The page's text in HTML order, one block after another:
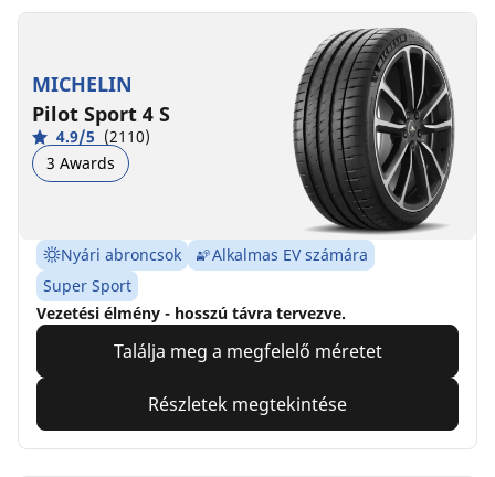
MICHELIN
Pilot Sport 4 S
4.9/5 (2110)
3 Awards
Nyári abroncsok
Alkalmas EV számára
Super Sport
Vezetési élmény - hosszú távra tervezve.
Találja meg a megfelelő méretet
Részletek megtekintése